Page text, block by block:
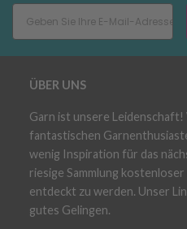
ÜBER UNS
Garn ist unsere Leidenschaft!
fantastischen
wenig Inspiration für das
riesige Sammlung
entdeckt zu werden. Unser
gutes Gelingen.